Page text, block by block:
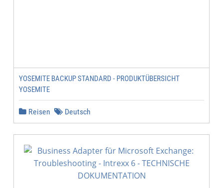
YOSEMITE BACKUP STANDARD - PRODUKTÜBERSICHT
YOSEMITE
Reisen Deutsch